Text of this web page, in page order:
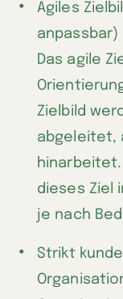
Agiles
anpassbar)
Das agile
Zielbild
abgeleitet,
dieses Ziel
je nach
Strikt